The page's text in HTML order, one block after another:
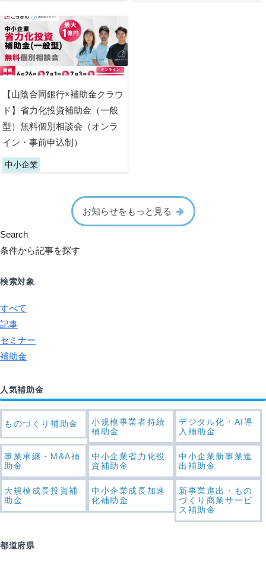
【山陰合同銀行×補助金クラウ
ド】省力化投資補助金（一般
型）無料個別相談会（オンラ
イン・事前申込制）
中小企業
お知らせをもっと見る
Search
条件から記事を探す
検索対象
すべて
記事
セミナー
補助金
人気補助金
ものづくり補助金
小規模事業者持続
補助金
デジタル化・AI導
入補助金
事業承継・M&A補
助金
中小企業省力化投
資補助金
中小企業新事業進
出補助金
大規模成長投資補
助金
中小企業成長加速
化補助金
新事業進出・もの
づくり商業サービ
ス補助金
都道府県